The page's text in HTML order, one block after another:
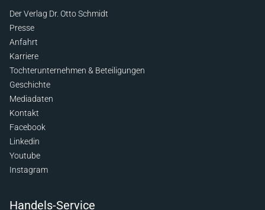
Der Verlag Dr. Otto Schmidt
Presse
Anfahrt
Karriere
Tochterunternehmen & Beteiligungen
Geschichte
Mediadaten
Kontakt
Facebook
Linkedin
Youtube
Instagram
Handels-Service